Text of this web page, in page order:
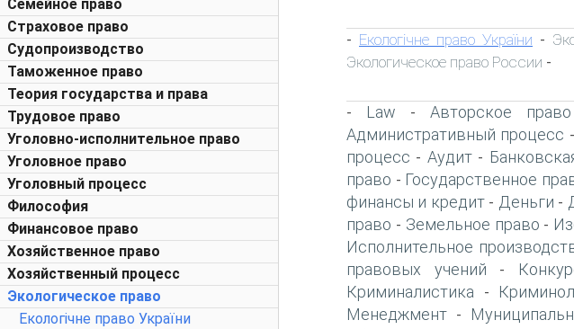
Семейное право
Страховое право
Судопроизводство
Таможенное право
Теория государства и права
Трудовое право
Уголовно-исполнительное право
Уголовное право
Уголовный процесс
Философия
Финансовое право
Хозяйственное право
Хозяйственный процесс
Экологическое право
Екологічне право України
- Екологічне право України -
Экологическое право России -
- Law -Авторское право
Административный процесс
процесс - Аудит-
право - Государственное
финансы и кредит- Деньги -
право - Земельное право -
Исполнительное
правовых учений -
Криминалистика -
Менеджмент -